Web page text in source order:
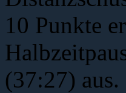
10 Punkte
(37:27) aus.